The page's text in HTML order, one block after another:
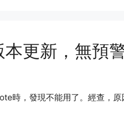
更新，無預
時，發現不能用了。經查，